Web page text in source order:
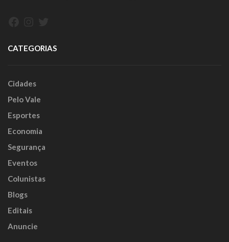
CATEGORIAS
Cidades
Pelo Vale
Esportes
Economia
Segurança
Eventos
Colunistas
Blogs
Editais
Anuncie